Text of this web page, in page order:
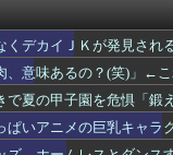
しまうｗｗｗｗｗｗｗ
たこと
だがうますぎてワロタ
8万円の部屋で深夜配信→
ーブラでテレビに出て
？と思ったこと
ろｗｗｗｗｗｗｗｗｗｗ
くデカイＪＫが発見され
、意味あるの？(笑)」←
夏の甲子園を危惧「鍛
ぱいアニメの巨乳キャ